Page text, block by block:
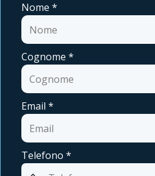
Nome *
Cognome *
Email *
Telefono *